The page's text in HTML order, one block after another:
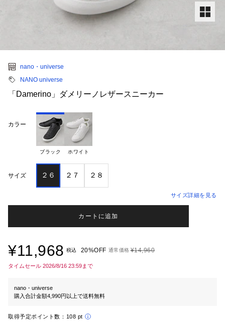
nano・universe
NANO universe
「Damerino」ダメリーノレザースニーカー
カラー
ブラック ホワイト
サイズ ２６ ２７ ２８
サイズ詳細を見る
カートに追加
¥11,968 税込 20%OFF 通常価格 ¥14,960
タイムセール 2026/8/16 23:59まで
nano・universe
購入合計金額4,990円以上で送料無料
取得予定ポイント数： 108 pt